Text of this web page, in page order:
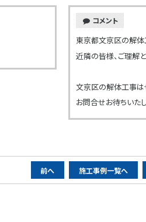
コメント
東京都文京区の解体
近隣の皆様、ご理解
文京区の解体工事は
お問合せお待ちいたし
前へ 施工事例一覧へ